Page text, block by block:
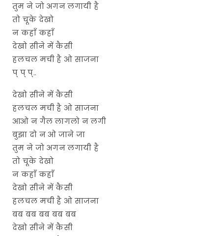
तुम ने जो अगन लगायी है
तो चूके देखो
न कहाँ कहाँ
देखो सीने में कैसी
हलचल मची है ओ साजना
प् प् प्..
देखो सीने में कैसी
हलचल मची है ओ साजना
आओ न गैल लागलो न लगी
बुझा दो न ओ जाने जा
तुम ने जो अगन लगायी है
तो चूके देखो
न कहाँ कहाँ
देखो सीने में कैसी
हलचल मची है ओ साजना
बब बब बब बब बब
देखो सीने में कैसी